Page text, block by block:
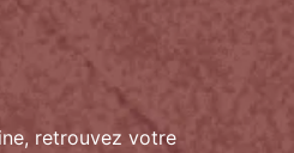
retrouvez votre